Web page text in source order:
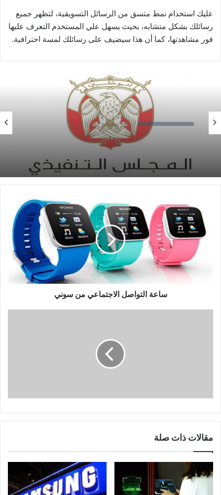
عليك استخدام نمط متسق من الرسائل التسويقية، لتظهر جميع
رسائلك بشكل متشابه، بحيث يسهل علي المستخدم التعرف عليها
فور مشاهدتها، كما أن هذا سيضيف على رسائلك لمسة احترافية.
مؤتمرات وندوات
رئيس إتحاد الصحفيين العرب يهنئ الشعب العراقي
بمناسبة إدراج بابل على لائحة التراث العالمي
مؤتمرات وندوات
هيئة أبوظبي للغة العربية لدعم متحدثي اللغة العربية
ساعة التواصل الاجتماعي من سوني
مقالات ذات صلة